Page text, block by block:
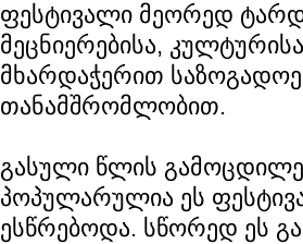
ფესტივალი მეორედ
მეცნიერებისა,
მხარდაჭერით
თანამშრომლობით.
გასული წლის
პოპულარულია ეს
ესწრებოდა. სწორედ ეს